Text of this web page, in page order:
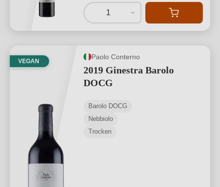
1
VEGAN
Paolo Conterno
2019 Ginestra Barolo
DOCG
Barolo DOCG
Nebbiolo
Trocken